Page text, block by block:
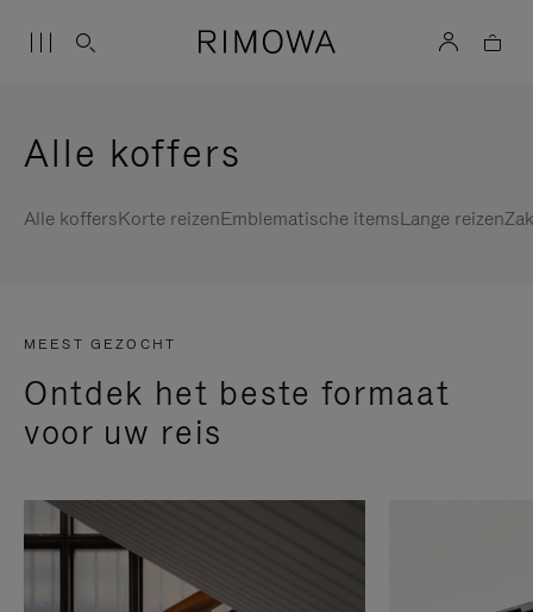
Alle koffers
Alle koffersKorte reizenEmblematische itemsLange reizen
MEEST GEZOCHT
Ontdek het beste formaat
voor uw reis